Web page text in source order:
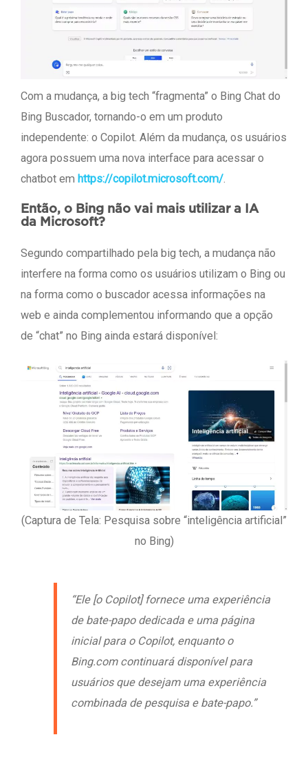
Com a mudança, a big tech “fragmenta” o Bing Chat do
Bing Buscador, tornando-o em um produto
independente: o Copilot. Além da mudança, os usuários
agora possuem uma nova interface para acessar o
chatbot em https://copilot.microsoft.com/.
Então, o Bing não vai mais utilizar a IA
da Microsoft?
Segundo compartilhado pela big tech, a mudança não
interfere na forma como os usuários utilizam o Bing ou
na forma como o buscador acessa informações na
web e ainda complementou informando que a opção
de “chat” no Bing ainda estará disponível:
(Captura de Tela: Pesquisa sobre “inteligência artificial”
no Bing)
“Ele [o Copilot] fornece uma experiência
de bate-papo dedicada e uma página
inicial para o Copilot, enquanto o
Bing.com continuará disponível para
usuários que desejam uma experiência
combinada de pesquisa e bate-papo.”